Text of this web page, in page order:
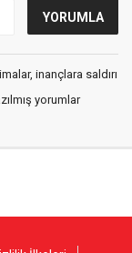
inançlara saldırı
yorumlar